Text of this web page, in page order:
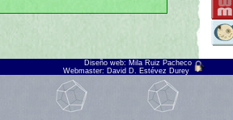
Diseño web: Mila Ruiz Pacheco
Webmaster: David D. Estévez Durey